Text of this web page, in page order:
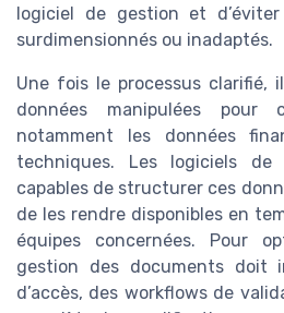
logiciel de gestion et
surdimensionnés ou inadaptés.
Une fois le processus clarifié,
données manipulées pour
notamment les données
techniques. Les logiciels
capables de structurer ces
de les rendre disponibles en
équipes concernées. Pour
gestion des documents doit
d’accès, des workflows de